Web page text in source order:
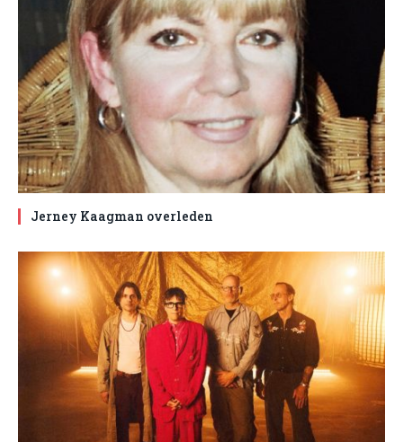
Jerney Kaagman overleden